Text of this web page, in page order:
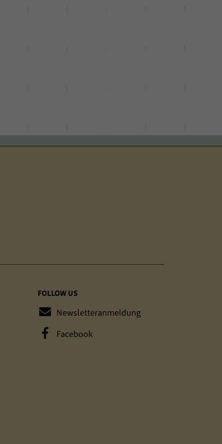
FOLLOW US
Newsletteranmeldung
Facebook